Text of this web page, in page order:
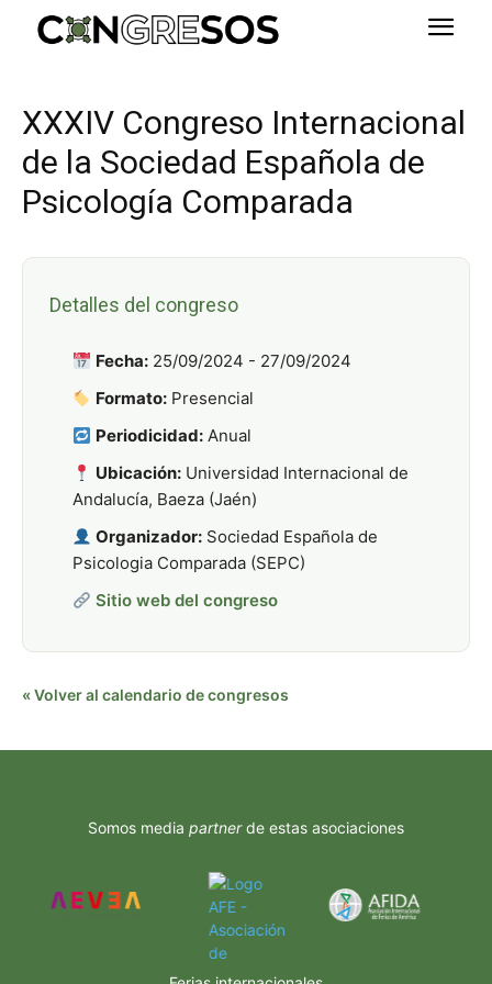
XXXIV Congreso Internacional
de la Sociedad Española de
Psicología Comparada
Detalles del congreso
Fecha: 25/09/2024 - 27/09/2024
Formato: Presencial
Periodicidad: Anual
Ubicación: Universidad Internacional de
Andalucía, Baeza (Jaén)
Organizador: Sociedad Española de
Psicologia Comparada (SEPC)
Sitio web del congreso
« Volver al calendario de congresos
Somos media partnerde estas asociaciones